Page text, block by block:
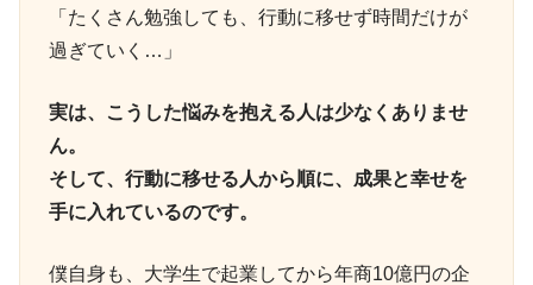
「たくさん勉強しても、行動に移せず時間だけが
過ぎていく…」
実は、こうした悩みを抱える人は少なくありませ
ん。
そして、行動に移せる人から順に、成果と幸せを
手に入れているのです。
僕自身も、大学生で起業してから年商10億円の企